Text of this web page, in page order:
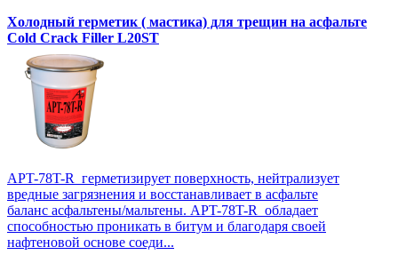
Холодный герметик ( мастика) для трещин на асфальте
Cold Crack Filler L20SТ
APT-78T-R герметизирует поверхность, нейтрализует
вредные загрязнения и восстанавливает в асфальте
баланс асфальтены/мальтены. APT-78T-R обладает
способностью проникать в битум и благодаря своей
нафтеновой основе соеди...